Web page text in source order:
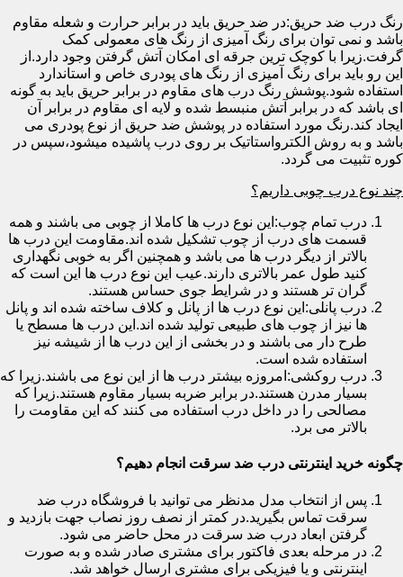
رنگ درب ضد حریق:در ضد حریق باید در برابر حرارت و شعله مقاوم
باشد و نمی توان برای رنگ آمیزی از رنگ های معمولی کمک
گرفت.زیرا با کوچک ترین جرقه ای امکان آتش گرفتن وجود دارد.از
این رو باید برای رنگ آمیزی از رنگ های پودری خاص و استاندارد
استفاده شود.پوشش رنگ درب های مقاوم در برابر حریق باید به گونه
ای باشد که در برابر آتش منبسط شده و لایه ای مقاوم در برابر آن
ایجاد کند.رنگ مورد استفاده در پوشش ضد حریق از نوع پودری می
باشد و به روش الکترواستاتیک بر روی درب پاشیده میشود،سپس در
کوره تثبیت می گردد.
چند نوع درب چوبی داریم؟
درب تمام چوب:این نوع درب ها کاملا از چوبی می باشند و همه
قسمت های درب از چوب تشکیل شده اند.مقاومت این درب ها
بالاتر از دیگر درب ها می باشد و همچنین اگر به خوبی نگهداری
کنید طول عمر بالاتری دارند.عیب این نوع درب ها این است که
گران تر هستند و در شرایط جوی حساس هستند.
درب پانلی:این نوع درب ها از پانل و کلاف ساخته شده اند و پانل
ها نیز از چوب های طبیعی تولید شده اند.این درب ها مسطح یا
طرح دار می باشند و در بخشی از این درب ها از شیشه نیز
استفاده شده است.
درب روکشی:امروزه بیشتر درب ها از این نوع می باشند.زیرا که
بسیار مدرن هستند.در برابر ضربه بسیار مقاوم هستند.زیرا که
مصالحی را در داخل درب استفاده می کنند که این مقاومت را
بالاتر می برد.
چگونه خرید اینترنتی درب ضد سرقت انجام دهیم؟
پس از انتخاب مدل مدنظر می توانید با فروشگاه درب ضد
سرقت تماس بگیرید.در کمتر از نصف روز نصاب جهت بازدید و
گرفتن ابعاد درب ضد سرقت در محل حاضر می شود.
در مرحله بعدی فاکتور برای مشتری صادر شده و به صورت
اینترنتی و یا فیزیکی برای مشتری ارسال خواهد شد.